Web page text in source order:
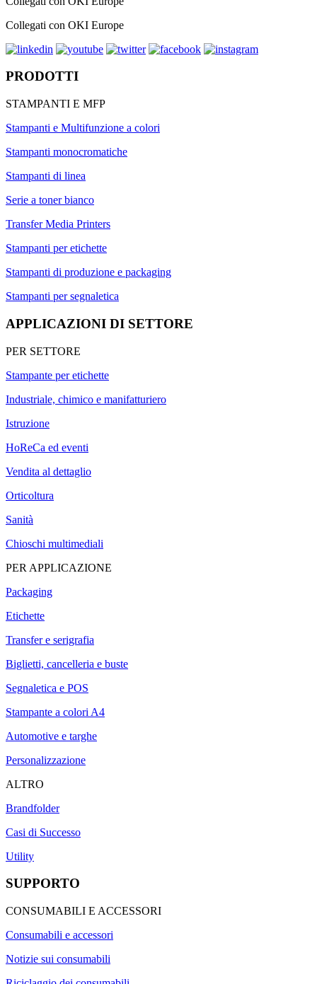
Collegati con OKI Europe
PRODOTTI
STAMPANTI E MFP
Stampanti e Multifunzione a colori
Stampanti monocromatiche
Stampanti di linea
Serie a toner bianco
Transfer Media Printers
Stampanti per etichette
Stampanti di produzione e packaging
Stampanti per segnaletica
APPLICAZIONI DI SETTORE
PER SETTORE
Stampante per etichette
Industriale, chimico e manifatturiero
Istruzione
HoReCa ed eventi
Vendita al dettaglio
Orticoltura
Sanità
Chioschi multimediali
PER APPLICAZIONE
Packaging
Etichette
Transfer e serigrafia
Biglietti, cancelleria e buste
Segnaletica e POS
Stampante a colori A4
Automotive e targhe
Personalizzazione
ALTRO
Brandfolder
Casi di Successo
Utility
SUPPORTO
CONSUMABILI E ACCESSORI
Consumabili e accessori
Notizie sui consumabili